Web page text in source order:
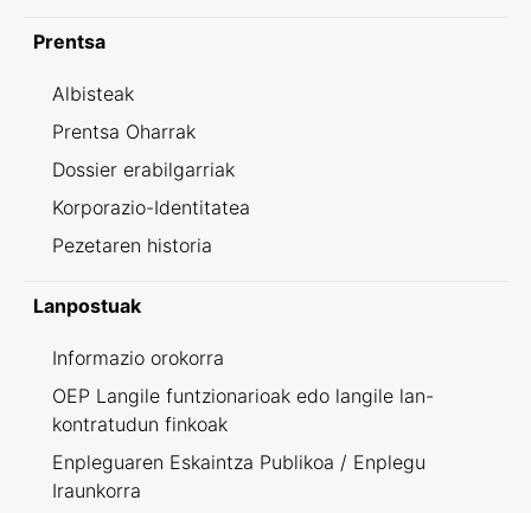
Prentsa
Albisteak
Prentsa Oharrak
Dossier erabilgarriak
Korporazio-Identitatea
Pezetaren historia
Lanpostuak
Informazio orokorra
OEP Langile funtzionarioak edo langile lan-
kontratudun finkoak
Enpleguaren Eskaintza Publikoa / Enplegu
Iraunkorra